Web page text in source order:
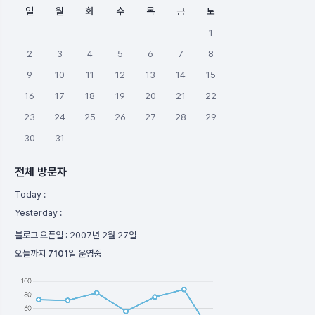
일 월 화 수 목 금 토
1
2
3 4 5 6 7
8
9
10 11 12 13 14
15
16
17 18 19 20 21
22
23
24 25 26 27 28
29
30
31
전체 방문자
Today :
Yesterday :
블로그 오픈일 : 2007년 2월 27일
오늘까지 7101일 운영중